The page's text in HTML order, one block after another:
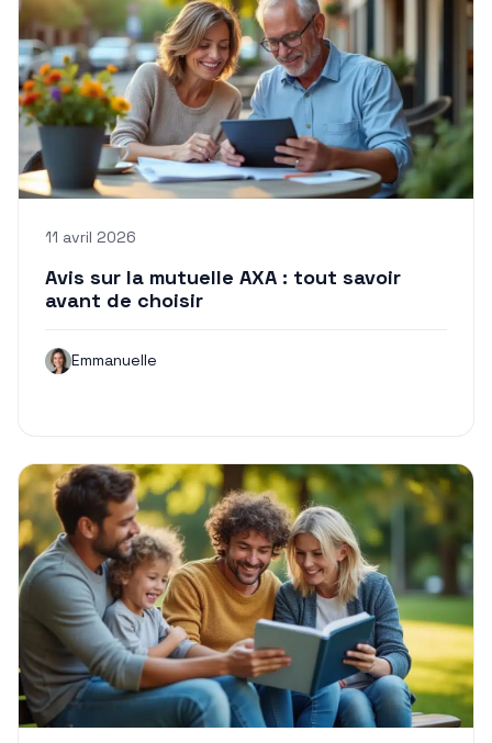
11 avril 2026
Avis sur la mutuelle AXA : tout savoir
avant de choisir
Emmanuelle